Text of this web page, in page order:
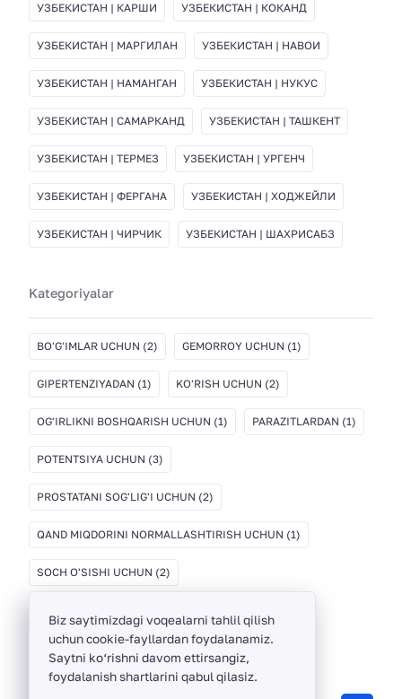
УЗБЕКИСТАН | КАРШИ УЗБЕКИСТАН | КОКАНД
УЗБЕКИСТАН | МАРГИЛАН УЗБЕКИСТАН | НАВОИ
УЗБЕКИСТАН | НАМАНГАН УЗБЕКИСТАН | НУКУС
УЗБЕКИСТАН | САМАРКАНД УЗБЕКИСТАН | ТАШКЕНТ
УЗБЕКИСТАН | ТЕРМЕЗ УЗБЕКИСТАН | УРГЕНЧ
УЗБЕКИСТАН | ФЕРГАНА УЗБЕКИСТАН | ХОДЖЕЙЛИ
УЗБЕКИСТАН | ЧИРЧИК УЗБЕКИСТАН | ШАХРИСАБЗ
Kategoriyalar
BO'G'IMLAR UCHUN (2) GEMORROY UCHUN (1)
GIPERTENZIYADAN (1) KO'RISH UCHUN (2)
OG'IRLIKNI BOSHQARISH UCHUN (1) PARAZITLARDAN (1)
POTENTSIYA UCHUN (3)
PROSTATANI SOG'LIG'I UCHUN (2)
QAND MIQDORINI NORMALLASHTIRISH UCHUN (1)
SOCH O'SISHI UCHUN (2)
Biz saytimizdagi voqealarni tahlil qilish
uchun cookie-fayllardan foydalanamiz.
Saytni ko‘rishni davom ettirsangiz,
foydalanish shartlarini qabul qilasiz.